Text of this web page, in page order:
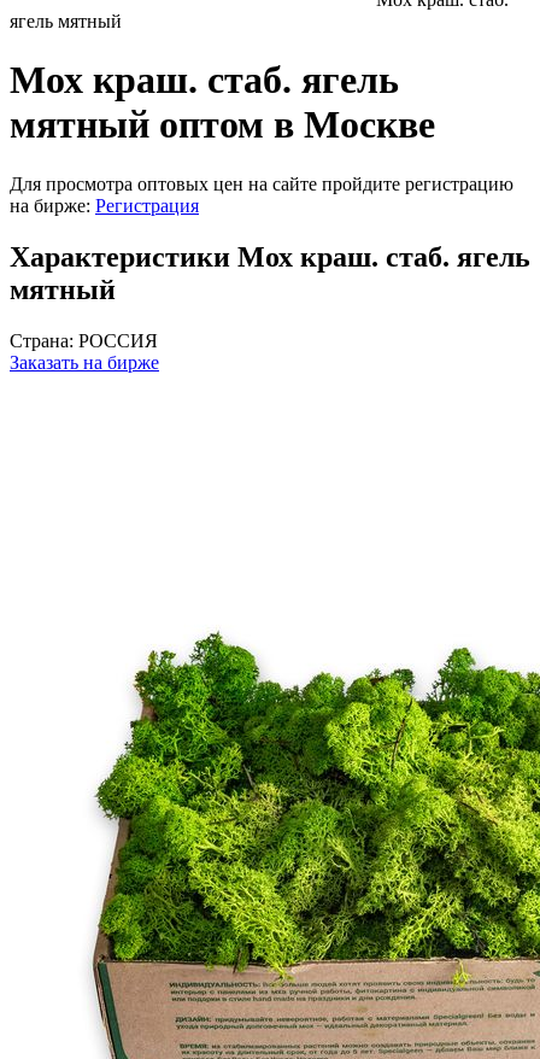
ягель мятный
Мох краш. стаб. ягель
мятный оптом в Москве
Для просмотра оптовых цен на сайте пройдите регистрацию
на бирже: Регистрация
Характеристики Мох краш. стаб. ягель
мятный
Страна: РОССИЯ
Заказать на бирже